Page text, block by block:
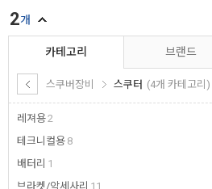
카테고리
스쿠버장비 스쿠터 (4개 카테고리)
레져용2
테크니컬용 8
배터리 1
브라켓/악세사리 11
브랜드
2개